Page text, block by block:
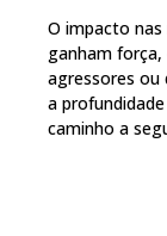
O impacto nas
ganham
agressores ou
a
caminho a